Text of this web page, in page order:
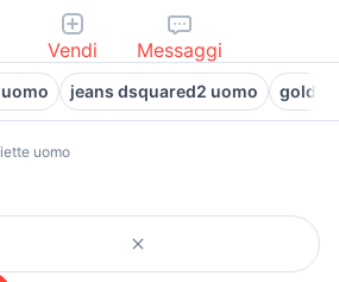
Vendi Messaggi
jeans dsquared2 uomo
uomo